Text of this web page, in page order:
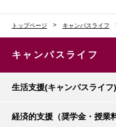
トップページ キャンパスライフ
キャンパスライフ
生活支援(キャンパスライフ)
経済的支援（奨学金・授業